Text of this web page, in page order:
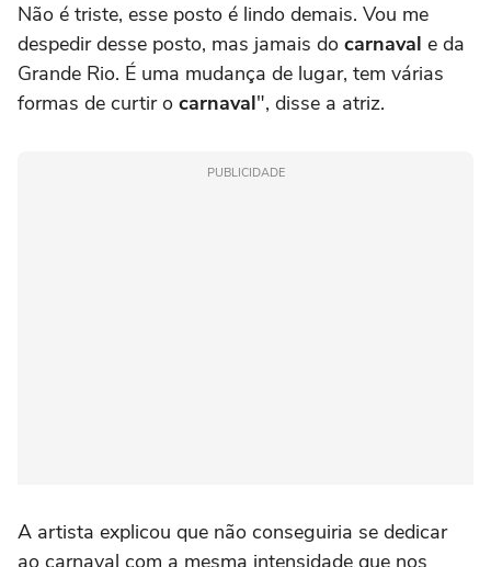
Não é triste, esse posto é lindo demais. Vou me
despedir desse posto, mas jamais do carnaval e da
Grande Rio. É uma mudança de lugar, tem várias
formas de curtir o carnaval", disse a atriz.
PUBLICIDADE
A artista explicou que não conseguiria se dedicar
ao carnaval com a mesma intensidade que nos